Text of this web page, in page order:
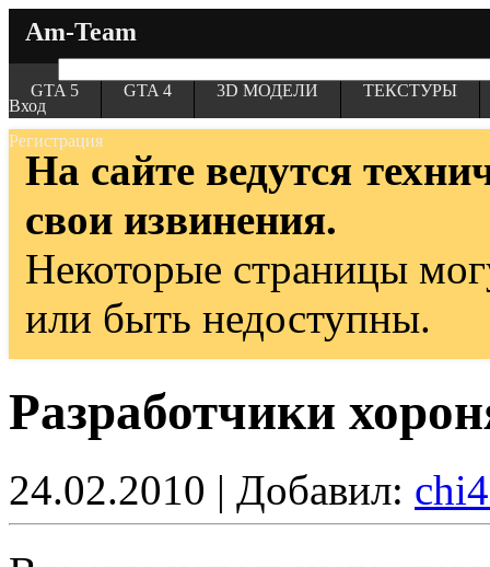
Am-Team
Вход
Регистрация
GTA 5 GTA 4 3D МОДЕЛИ ТЕКСТУРЫ
На сайте ведутся
свои извинения.
Некоторые страницы
или быть недоступны.
Разработчики
24.02.2010 | Добавил: